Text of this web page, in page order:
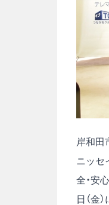
岸和田
ニッセ
全・安
日（金